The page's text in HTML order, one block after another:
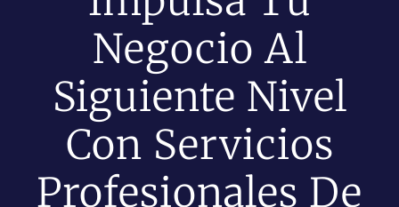
Negocio Al
Siguiente Nivel
Con Servicios
Profesionales De